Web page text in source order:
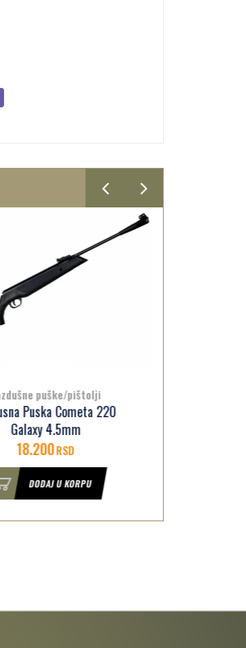
Vazdušne puške/pištolji
Puska Cometa 100
4.5mm Wood
17.000RSD
DODAJ U KORPU